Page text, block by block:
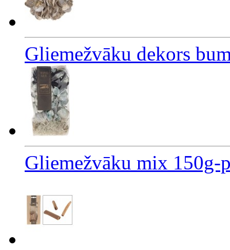
Gliemežvāku dekors
Gliemežvāku mix 150g-